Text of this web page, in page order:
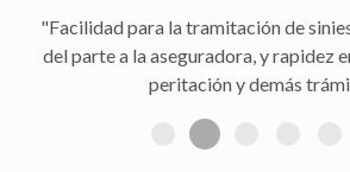
"Facilidad para la tramitación de
del parte a la aseguradora, y rapidez
peritación y demás